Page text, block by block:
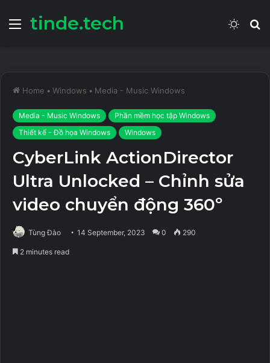
Menu
tinde.tech
Switch
Home • Windows • Media - Music Windows
Media - Music Windows
Phần mềm học tập Windows
Thiết kế - Đồ họa Windows
Windows
CyberLink ActionDirector
Ultra Unlocked – Chỉnh sửa
video chuyển động 360º
Tùng Đào 14 September, 2023 0 290
2 minutes read